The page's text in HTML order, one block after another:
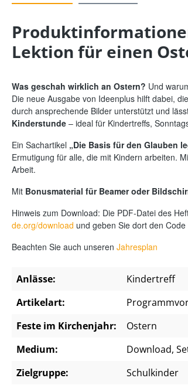
Lektion für einen
Was geschah wirklich an Ostern? Und
Die neue Ausgabe von Ideenplus hilft dabei,
durch ansprechende Bilder unterstützt und
Kinderstunde – ideal für Kindertreffs,
Ein Sachartikel „Die Basis für den Glauben
Ermutigung für alle, die mit Kindern arbeiten.
Arbeit.
Mit Bonusmaterial für Beamer oder
Hinweis zum Download: Die PDF-Datei des
de.org/download und geben Sie dort den
Beachten Sie auch unseren Jahresplan
Anlässe:
Kindertreff
Artikelart:
Feste im Kirchenjahr:
Ostern
Medium:
Download,
Zielgruppe:
Schulkinder